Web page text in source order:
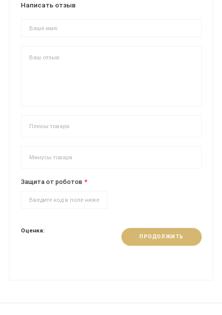
Написать отзыв
Защита от роботов
Оценка:
ПРОДОЛЖИТЬ